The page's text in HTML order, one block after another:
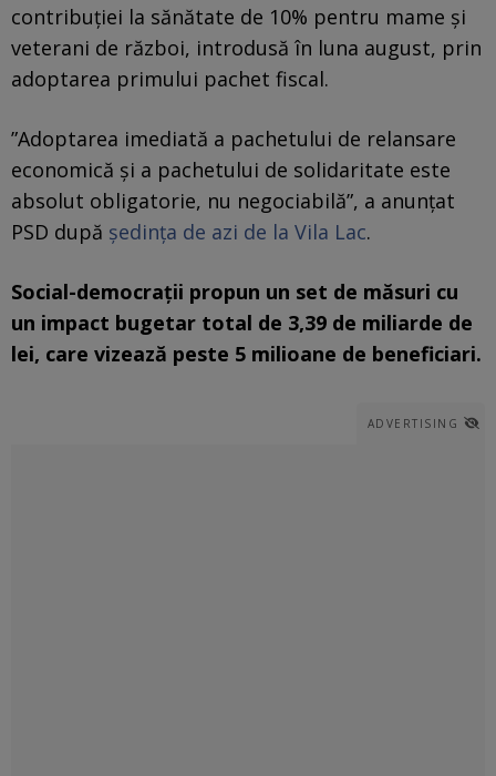
contribuției la sănătate de 10% pentru mame și
veterani de război, introdusă în luna august, prin
adoptarea primului pachet fiscal.
”Adoptarea imediată a pachetului de relansare
economică şi a pachetului de solidaritate este
absolut obligatorie, nu negociabilă”, a anunțat
PSD după ședința de azi de la Vila Lac.
Social-democraţii propun un set de măsuri cu
un impact bugetar total de 3,39 de miliarde de
lei, care vizează peste 5 milioane de beneficiari.
ADVERTISING